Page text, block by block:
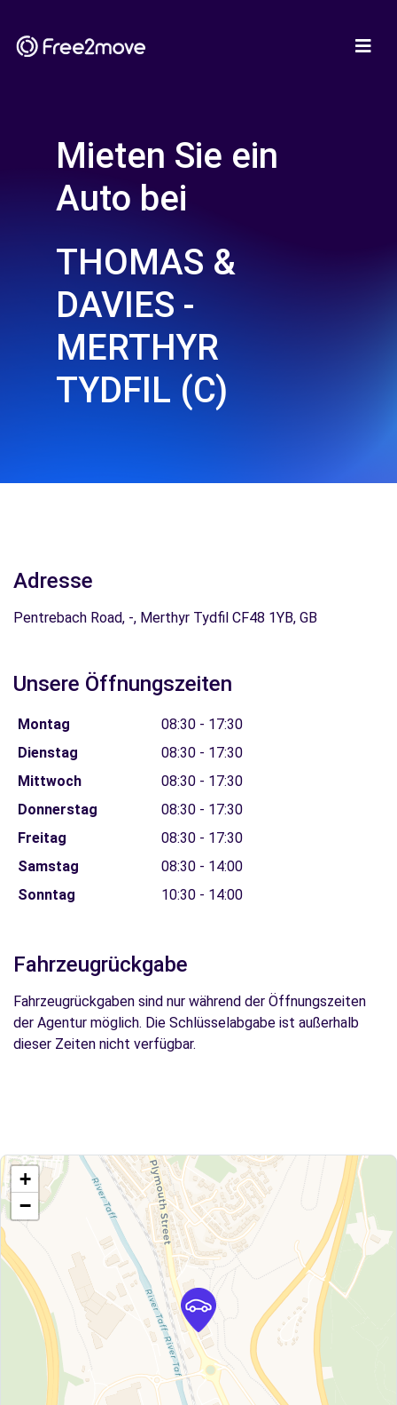
Mieten Sie ein
Auto bei
THOMAS &
DAVIES -
MERTHYR
TYDFIL (C)
Adresse
Pentrebach Road, -, Merthyr Tydfil CF48 1YB, GB
Unsere Öffnungszeiten
Montag
08:30 - 17:30
Dienstag
08:30 - 17:30
Mittwoch
08:30 - 17:30
Donnerstag
08:30 - 17:30
Freitag
08:30 - 17:30
Samstag
08:30 - 14:00
Sonntag
10:30 - 14:00
Fahrzeugrückgabe
Fahrzeugrückgaben sind nur während der Öffnungszeiten
der Agentur möglich. Die Schlüsselabgabe ist außerhalb
dieser Zeiten nicht verfügbar.
+
−